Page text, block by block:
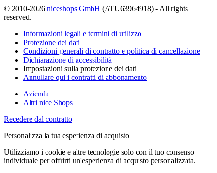
© 2010-2026 niceshops GmbH (ATU63964918) - All rights
reserved.
Informazioni legali e termini di utilizzo
Protezione dei dati
Condizioni generali di contratto e politica di cancellazione
Dichiarazione di accessibilità
Impostazioni sulla protezione dei dati
Annullare qui i contratti di abbonamento
Azienda
Altri nice Shops
Recedere dal contratto
Personalizza la tua esperienza di acquisto
Utilizziamo i cookie e altre tecnologie solo con il tuo consenso
individuale per offrirti un'esperienza di acquisto personalizzata.